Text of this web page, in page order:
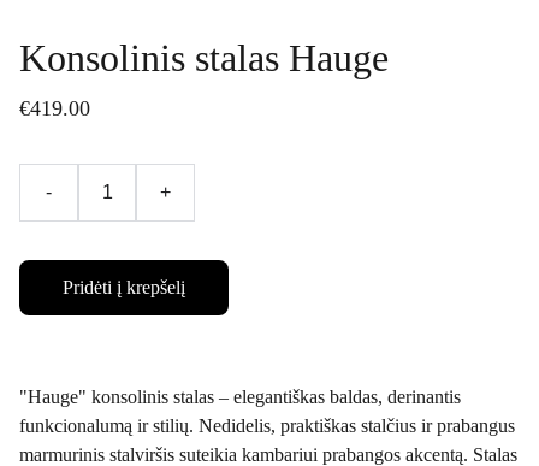
Konsolinis stalas Hauge
€419.00
- +
Pridėti į krepšelį
"Hauge" konsolinis stalas – elegantiškas baldas, derinantis
funkcionalumą ir stilių. Nedidelis, praktiškas stalčius ir prabangus
marmurinis stalviršis suteikia kambariui prabangos akcentą. Stalas